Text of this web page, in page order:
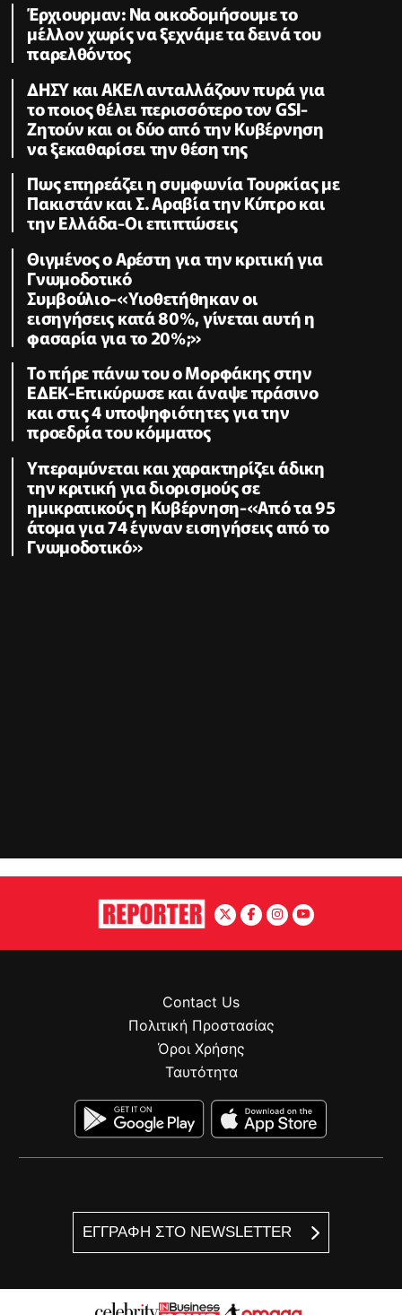
Έρχιουρμαν: Να οικοδομήσουμε το
μέλλον χωρίς να ξεχνάμε τα δεινά του
παρελθόντος
ΔΗΣΥ και ΑΚΕΛ ανταλλάζουν πυρά για
το ποιος θέλει περισσότερο τον GSI-
Ζητούν και οι δύο από την Κυβέρνηση
να ξεκαθαρίσει την θέση της
Πως επηρεάζει η συμφωνία Τουρκίας με
Πακιστάν και Σ. Αραβία την Κύπρο και
την Ελλάδα-Οι επιπτώσεις
Θιγμένος ο Αρέστη για την κριτική για
Γνωμοδοτικό
Συμβούλιο-«Υιοθετήθηκαν οι
εισηγήσεις κατά 80%, γίνεται αυτή η
φασαρία για το 20%;»
Το πήρε πάνω του ο Μορφάκης στην
ΕΔΕΚ-Επικύρωσε και άναψε πράσινο
και στις 4 υποψηφιότητες για την
προεδρία του κόμματος
Υπεραμύνεται και χαρακτηρίζει άδικη
την κριτική για διορισμούς σε
ημικρατικούς η Κυβέρνηση-«Από τα 95
άτομα για 74 έγιναν εισηγήσεις από το
Γνωμοδοτικό»
ΕΓΓΡΑΦΗ ΣΤΟ NEWSLETTER
Contact Us
Πολιτική Προστασίας
Όροι Χρήσης
Ταυτότητα